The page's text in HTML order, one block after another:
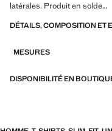
latérales. Produit en solde
PERFORMANCE : une
caractéristiques avancées
à l’eau, organisés en trois
DÉTAILS, COMPOSITION ET
MESURES
DISPONIBILITÉ EN